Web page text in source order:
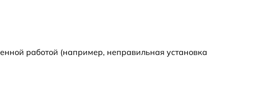
работой (например, неправильная установка